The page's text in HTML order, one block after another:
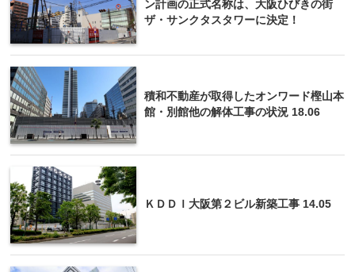
ン計画の正式名称は、大阪ひびきの街
ザ・サンクタスタワーに決定！
積和不動産が取得したオンワード樫山本
館・別館他の解体工事の状況 18.06
ＫＤＤＩ大阪第２ビル新築工事 14.05